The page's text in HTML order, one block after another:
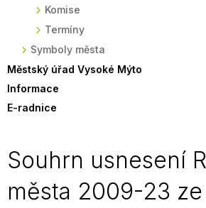
Komise
Termíny
Symboly města
Městský úřad Vysoké Mýto
Informace
E-radnice
Souhrn usnesení
města 2009-23